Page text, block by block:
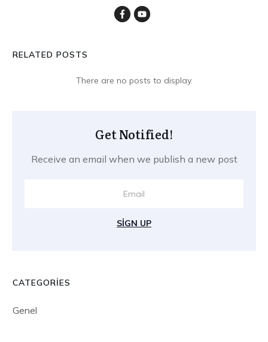
RELATED POSTS
Get Notified!
Receive an email when we publish a new post
SIGN UP
CATEGORIES
Genel